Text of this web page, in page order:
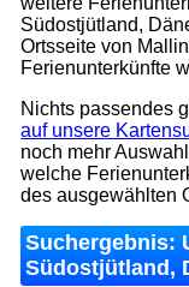
Südostjütland,
Ortsseite von
Ferienunterkünfte
Nichts passendes
auf unsere
noch mehr
welche
des ausgewählten
Suchergebnis:
Südostjütland,